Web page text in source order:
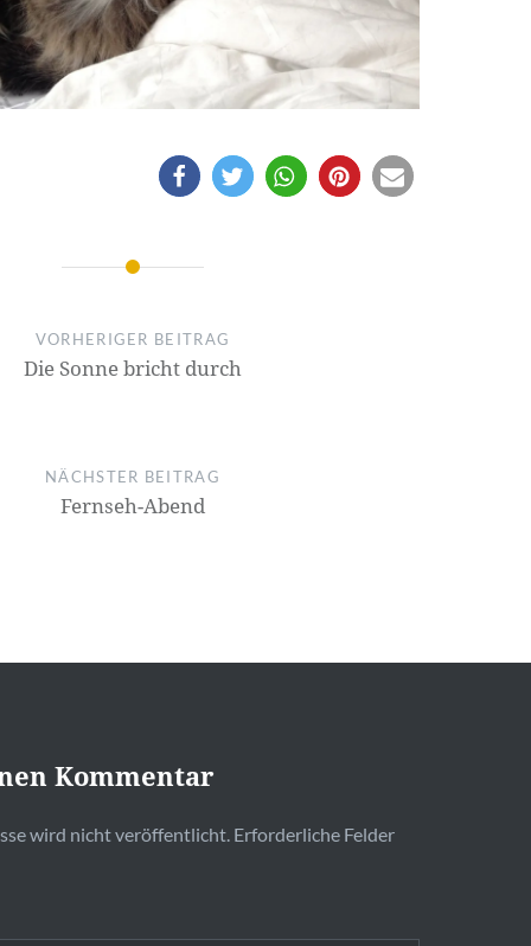
VORHERIGER BEITRAG
Die Sonne bricht durch
NÄCHSTER BEITRAG
Fernseh-Abend
Kommentar
wird nicht veröffentlicht. Erforderliche Felder